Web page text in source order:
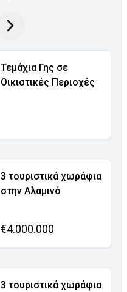
Τεμάχια Γης σε
Οικιστικές Περιοχές
3 τουριστικά χωράφια
στην Αλαμινό
€4.000.000
3 τουριστικά χωράφια